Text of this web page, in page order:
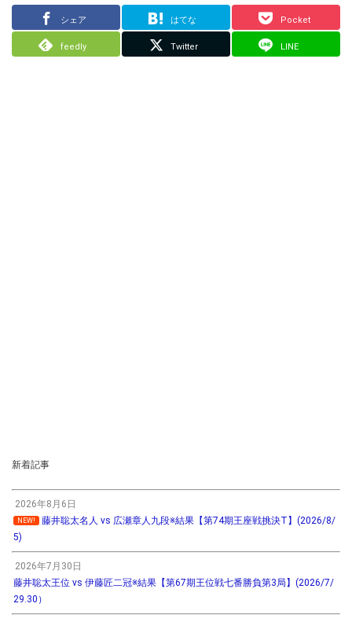
シェア はてな Pocket
feedly Twitter LINE
新着記事
2026年8月6日
NEW!
藤井聡太名人 vs 広瀬章人九段※結果【第74期王座戦挑決T】(2026/8/
5)
2026年7月30日
藤井聡太王位 vs 伊藤匠二冠※結果【第67期王位戦七番勝負第3局】(2026/7/
29.30）